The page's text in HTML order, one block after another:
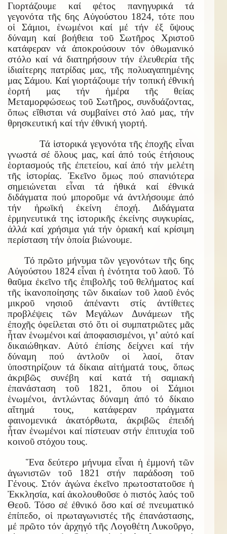
Γιορτάζουμε καί φέτος πανηγυρικά τά
γεγονότα τῆς 6ης Αὐγούστου 1824, τότε που
οἱ Σάμιοι, ἑνωμένοι καί μέ τήν ἐξ ὕψους
δύναμη καί βοήθεια τοῦ Σωτῆρος Χριστοῦ
κατάφεραν νά ἀποκρούσουν τόν ὀθωμανικό
στόλο καί νά διατηρήσουν τήν ἐλευθερία τῆς
ἰδιαίτερης πατρίδας μας, τῆς πολυαγαπημένης
μας Σάμου. Καί γιορτάζουμε τήν τοπική ἐθνική
ἑορτή μας τήν ἡμέρα τῆς θείας
Μεταμορφώσεως τοῦ Σωτῆρος, συνδυάζοντας,
ὅπως εἴθισται νά συμβαίνει στό λαό μας, τήν
θρησκευτική καί τήν ἐθνική γιορτή.
Τά ἱστορικά γεγονότα τῆς ἐποχῆς εἶναι
γνωστά σέ ὅλους μας, καί ἀπό τούς ἐτήσιους
ἑορτασμούς τῆς ἐπετείου, καί ἀπό τήν μελέτη
τῆς ἱστορίας. Ἐκεῖνο ὅμως πού σπανιότερα
σημειώνεται εἶναι τά ἠθικά καί ἐθνικά
διδάγματα πού μποροῦμε νά ἀντλήσουμε ἀπό
τήν ἠρωϊκή ἐκείνη ἐποχή. Διδάγματα
ἑρμηνευτικά της ἱστορικῆς ἐκείνης συγκυρίας,
ἀλλά καί χρήσιμα γιά τήν ὁριακή καί κρίσιμη
περίσταση τήν ὁποία βιώνουμε.
Τό πρῶτο μήνυμα τῶν γεγονότων τῆς 6ης
Αὐγούστου 1824 εἶναι ἡ ἑνότητα τοῦ λαοῦ. Τό
θαῦμα ἐκεῖνο τῆς ἐπιβολῆς τοῦ θελήματος καί
τῆς ἱκανοποίησης τῶν δικαίων τοῦ λαοῦ ἑνός
μικροῦ νησιοῦ ἀπέναντι στίς ἀντίθετες
προβλέψεις τῶν Μεγάλων Δυνάμεων τῆς
ἐποχῆς ὀφείλεται στό ὅτι οἱ συμπατριῶτες μᾶς
ἦταν ἑνωμένοι καί ἀποφασισμένοι, γι’ αὐτό καί
δικαιώθηκαν. Αὐτό ἐπίσης δείχνει καί τήν
δύναμη πού ἀντλοῦν οἱ λαοί, ὅταν
ὑποστηρίζουν τά δίκαια αἰτήματά τους, ὅπως
ἀκριβῶς συνέβη καί κατά τή σαμιακή
ἐπανάσταση τοῦ 1821, ὅπου οἱ Σάμιοι
ἑνωμένοι, ἀντλώντας δύναμη ἀπό τό δίκαιο
αἴτημά τους, κατάφεραν πράγματα
φαινομενικά ἀκατόρθωτα, ἀκριβῶς ἐπειδή
ἦταν ἑνωμένοι καί πίστευαν στήν ἐπιτυχία τοῦ
κοινοῦ στόχου τους.
Ἕνα δεύτερο μήνυμα εἶναι ἡ ἐμμονή τῶν
ἀγωνιστῶν τοῦ 1821 στήν παράδοση τοῦ
Γένους. Στόν ἀγώνα ἐκεῖνο πρωτοστατοῦσε ἡ
Ἐκκλησία, καί ἀκολουθοῦσε ὁ πιστός λαός τοῦ
Θεοῦ. Τόσο σέ ἐθνικό ὅσο καί σέ πνευματικό
ἐπίπεδο, οἱ πρωταγωνιστές τῆς ἐπανάστασης,
μέ πρῶτο τόν ἀρχηγό τῆς Λογοθέτη Λυκοῦργο,